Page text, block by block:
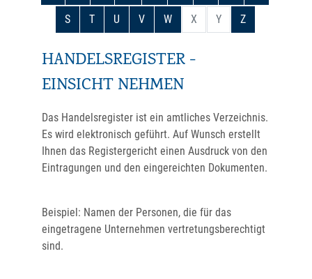
S T U V W X Y Z
HANDELSREGISTER -
EINSICHT NEHMEN
Das Handelsregister ist ein amtliches Verzeichnis.
Es wird elektronisch geführt. Auf Wunsch erstellt
Ihnen das Registergericht einen Ausdruck von den
Eintragungen und den eingereichten Dokumenten.
Beispiel: Namen der Personen, die für das
eingetragene Unternehmen vertretungsberechtigt
sind.